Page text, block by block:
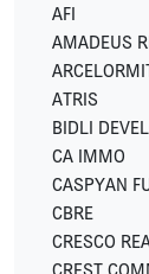
AFI
AMADEUS
ATRIS
BIDLI
CA IMMO
CASPYAN
CBRE
CRESCO
CREST